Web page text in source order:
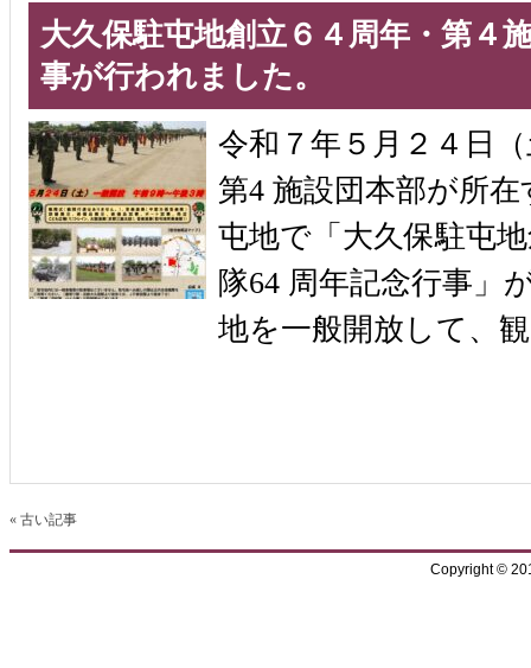
大久保駐屯地創立６４周年・第４
事が行われました。
令和７年５月２４日
第4 施設団本部が所
屯地で「大久保駐屯
隊64 周年記念行事」
地を一般開放して、
« 古い記事
Copyright ©